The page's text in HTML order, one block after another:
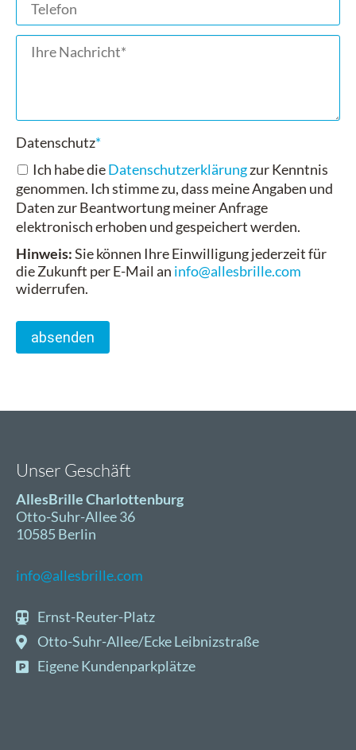
Pflichtfeld
Datenschutz*
Ich habe dieDatenschutzerklärungzur Kenntnis
genommen. Ich stimme zu, dass meine Angaben und
Daten zur Beantwortung meiner Anfrage
elektronisch erhoben und gespeichert werden.
Hinweis:Sie können Ihre Einwilligung jederzeit für
die Zukunft per E-Mail an info@allesbrille.com
widerrufen.
absenden
Unser Geschäft
AllesBrille Charlottenburg
Otto-Suhr-Allee 36
10585 Berlin
info@allesbrille.com
Ernst-Reuter-Platz
Otto-Suhr-Allee/Ecke Leibnizstraße
Eigene Kundenparkplätze